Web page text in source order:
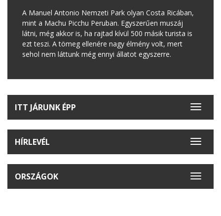
A Manuel Antonio Nemzeti Park olyan Costa Ricában,
mint a Machu Picchu Peruban. Egyszerűen muszáj
látni, még akkor is, ha rajtad kívül 500 másik turista is
ezt teszi. A tömeg ellenére nagy élmény volt, mert
sehol nem láttunk még ennyi állatot egyszerre.
Toggle
ITT JÁRUNK ÉPP
Toggle
HÍRLEVÉL
Toggle
ORSZÁGOK